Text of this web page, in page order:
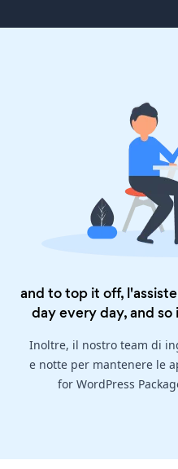
and to top it off,
day every day, and so
Inoltre, il nostro team di
e notte per mantenere le
for WordPress